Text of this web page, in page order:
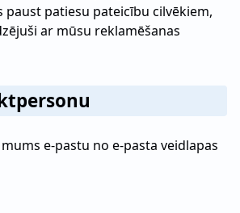
paust patiesu pateicību cilvēkiem,
ar mūsu reklamēšanas
e-pastu no e-pasta veidlapas